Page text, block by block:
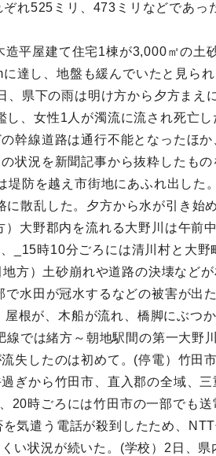
れ525ミリ、473ミリなどであっ
平屋建て住宅1棟が3,000㎡の土
達し、地盤も緩んでいたと見ら
県下の雨は明け方から夕方まえ
、女性1人が濁流に流され死亡し
幹線道路は通行不能となったほ
状況を新聞記事から抜粋したも
防を越え市街地にあふれ出した
散乱した。夕方から水が引き始
大野郡内を流れる大野川は午前
_15時10分ごろには清川村と大野
方）土砂崩れや道路の決壊などが
水田が冠水するなどの被害が出
根が、木船が流れ、橋脚にぶつ
では緒方～朝地駅間の第一大野
失したのは初めて。(停電）竹田
ぎから竹田市、直入郡の全域、三
20時ごろには竹田市の一部でも送
気遣う電話が殺到したため、
い状況が続いた。(学校）2日、県